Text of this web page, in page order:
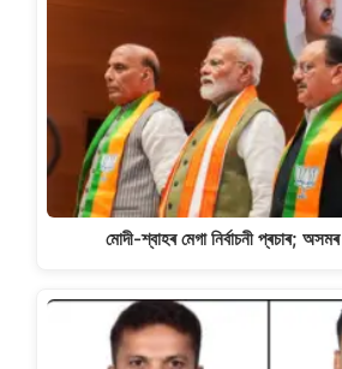
মোদী-শ্বাহৰ মেগা নিৰ্বাচনী প্ৰচাৰ;